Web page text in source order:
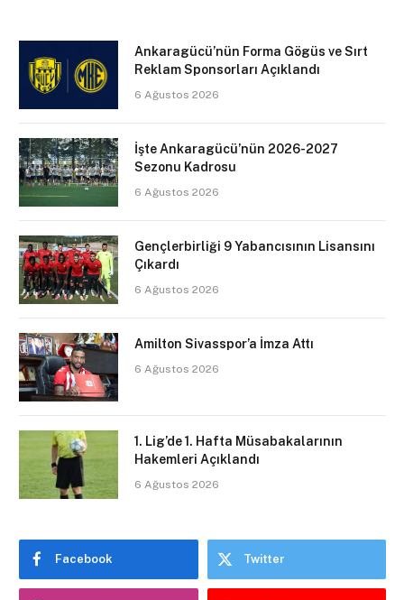
Ankaragücü’nün Forma Gögüs ve Sırt
Reklam Sponsorları Açıklandı
6 Ağustos 2026
İşte Ankaragücü’nün 2026-2027
Sezonu Kadrosu
6 Ağustos 2026
Gençlerbirliği 9 Yabancısının Lisansını
Çıkardı
6 Ağustos 2026
Amilton Sivasspor’a İmza Attı
6 Ağustos 2026
1. Lig’de 1. Hafta Müsabakalarının
Hakemleri Açıklandı
6 Ağustos 2026
Facebook Twitter